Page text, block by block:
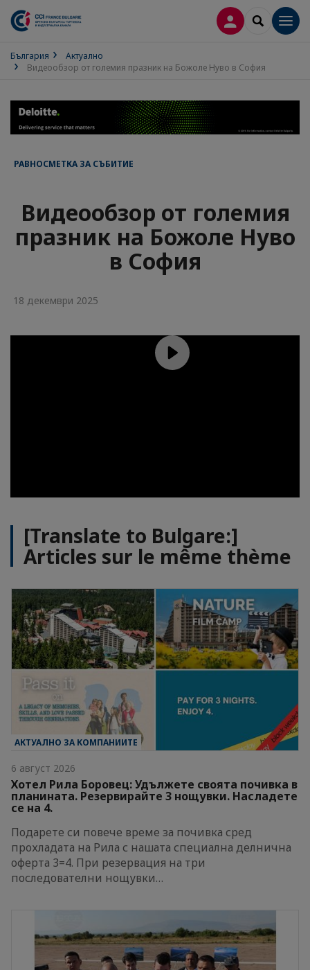
ВХОД ВSEARCH
България
Актуално
Видеообзор от големия празник на Божоле Нуво в София
РАВНОСМЕТКА ЗА СЪБИТИЕ
Видеообзор от големия
празник на Божоле Нуво
в София
18 декември 2025
[Translate to Bulgare:]
Articles sur le même thème
АКТУАЛНО ЗА КОМПАНИИТЕ
6 август 2026
Хотел Рила Боровец: Удължете своята почивка в
планината. Резервирайте 3 нощувки. Насладете
се на 4.
Подарете си повече време за почивка сред
прохладата на Рила с нашата специална делнична
оферта 3=4. При резервация на три
последователни нощувки…